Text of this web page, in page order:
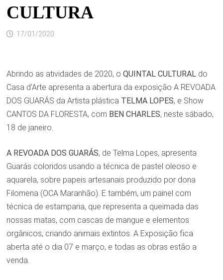
CULTURA
17/01/2020
Abrindo as atividades de 2020, o QUINTAL CULTURALdo
Casa d’Arte apresenta a abertura da exposição A REVOADA
DOS GUARÁS da Artista plástica TELMA LOPES, e Show
CANTOS DA FLORESTA, com BEN CHARLES, neste sábado,
18 de janeiro.
A REVOADA DOS GUARÁS, de Telma Lopes, apresenta
Guarás coloridos usando a técnica de pastel oleoso e
aquarela, sobre papeis artesanais produzido por dona
Filomena (OCA Maranhão). E também, um painel com
técnica de estamparia, que representa a queimada das
nossas matas, com cascas de mangue e elementos
orgânicos, criando animais extintos. A Exposição fica
aberta até o dia 07 e março, e todas as obras estão a
venda.